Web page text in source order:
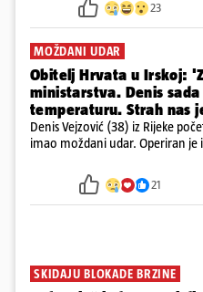
23
MOŽDANI UDAR
Obitelj Hrvata u Irskoj:
ministarstva. Denis
temperaturu. Strah nas
Denis Vejzović (38) iz Rijeke
imao moždani udar. Operiran je i
tamošnji liječnici ne vjeruju u
21
SKIDAJU BLOKADE BRZINE